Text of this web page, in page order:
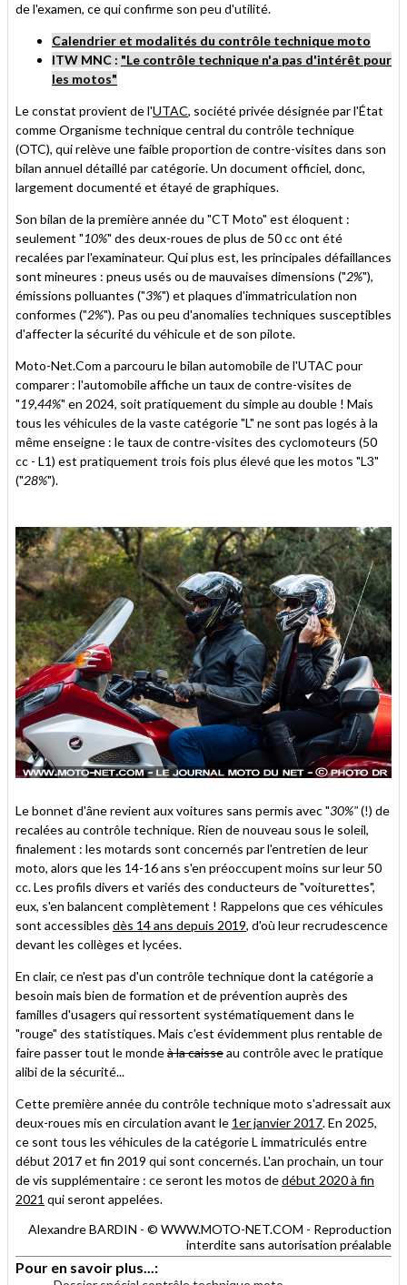
de l'examen, ce qui confirme son peu d'utilité.
Calendrier et modalités du contrôle technique moto
ITW MNC : "Le contrôle technique n'a pas d'intérêt pour
les motos"
Le constat provient de l'UTAC, société privée désignée par l'État
comme Organisme technique central du contrôle technique
(OTC), qui relève une faible proportion de contre-visites dans son
bilan annuel détaillé par catégorie. Un document officiel, donc,
largement documenté et étayé de graphiques.
Son bilan de la première année du "CT Moto" est éloquent :
seulement "10%" des deux-roues de plus de 50 cc ont été
recalées par l'examinateur. Qui plus est, les principales défaillances
sont mineures : pneus usés ou de mauvaises dimensions ("2%"),
émissions polluantes ("3%") et plaques d'immatriculation non
conformes ("2%"). Pas ou peu d'anomalies techniques susceptibles
d'affecter la sécurité du véhicule et de son pilote.
Moto-Net.Com a parcouru le bilan automobile de l'UTAC pour
comparer : l'automobile affiche un taux de contre-visites de
"19,44%" en 2024, soit pratiquement du simple au double ! Mais
tous les véhicules de la vaste catégorie "L" ne sont pas logés à la
même enseigne : le taux de contre-visites des cyclomoteurs (50
cc - L1) est pratiquement trois fois plus élevé que les motos "L3"
("28%").
Le bonnet d'âne revient aux voitures sans permis avec "30%"(!) de
recalées au contrôle technique. Rien de nouveau sous le soleil,
finalement : les motards sont concernés par l'entretien de leur
moto, alors que les 14-16 ans s'en préoccupent moins sur leur 50
cc. Les profils divers et variés des conducteurs de "voiturettes",
eux, s'en balancent complètement ! Rappelons que ces véhicules
sont accessibles dès 14 ans depuis 2019, d'où leur recrudescence
devant les collèges et lycées.
En clair, ce n'est pas d'un contrôle technique dont la catégorie a
besoin mais bien de formation et de prévention auprès des
familles d'usagers qui ressortent systématiquement dans le
"rouge" des statistiques. Mais c'est évidemment plus rentable de
faire passer tout le mondeà la caisseau contrôle avec le pratique
alibi de la sécurité...
Cette première année du contrôle technique moto s'adressait aux
deux-roues mis en circulation avant le 1er janvier 2017. En 2025,
ce sont tous les véhicules de la catégorie L immatriculés entre
début 2017 et fin 2019 qui sont concernés. L'an prochain, un tour
de vis supplémentaire : ce seront les motos dedébut 2020 à fin
2021 qui seront appelées.
Alexandre BARDIN - © WWW.MOTO-NET.COM - Reproduction
interdite sans autorisation préalable
Pour en savoir plus...: